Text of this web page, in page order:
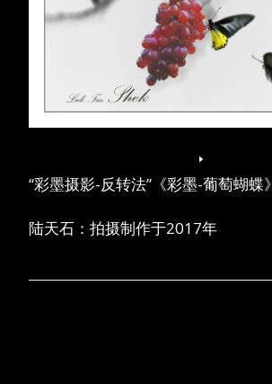
“彩墨摄影-反转法”《彩墨-葡萄蝴蝶》
陆天石：拍摄制作于2017年